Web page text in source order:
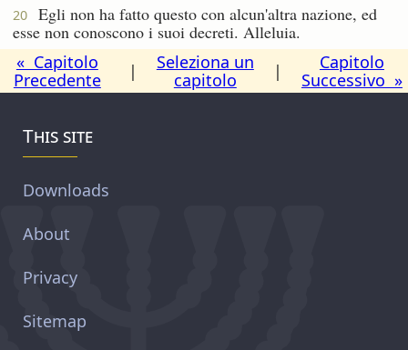
20
Egli non ha fatto questo con alcun'altra nazione, ed
esse non conoscono i suoi decreti. Alleluia.
« Capitolo
Precedente
|
Seleziona un
capitolo
|
Capitolo
Successivo »
This site
Downloads
About
Privacy
Sitemap